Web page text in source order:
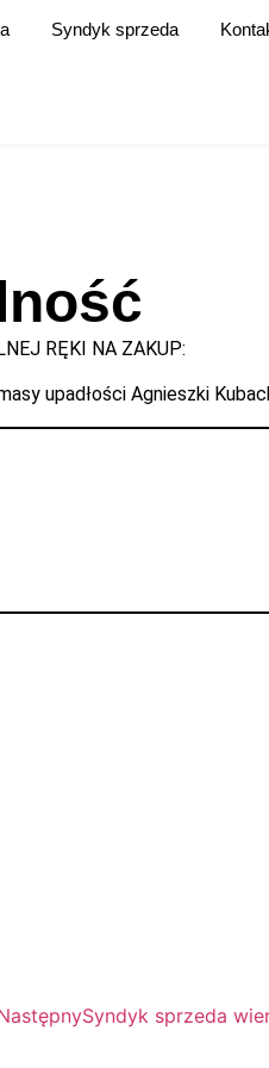
Syndyk sprzeda
RĘKI NA ZAKUP:
upadłości Agnieszki
Syndyk sprzeda